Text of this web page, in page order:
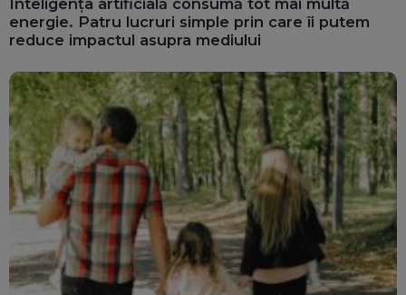
energie. Patru lucruri simple prin care îi putem
reduce impactul asupra mediului